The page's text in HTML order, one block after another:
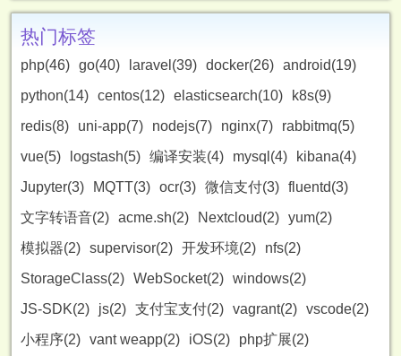
热门标签
php(46) go(40) laravel(39) docker(26) android(19)
python(14) centos(12) elasticsearch(10)
k8s(9)
redis(8)
uni-app(7) nodejs(7) nginx(7)
rabbitmq(5)
vue(5)
logstash(5) 编译安装(4) mysql(4)
kibana(4)
Jupyter(3)
MQTT(3) ocr(3) 微信支付(3) fluentd(3)
文字转语音(2) acme.sh(2) Nextcloud(2) yum(2)
模拟器(2) supervisor(2) 开发环境(2)
nfs(2)
StorageClass(2) WebSocket(2) windows(2)
JS-SDK(2)
js(2) 支付宝支付(2) vagrant(2) vscode(2)
小程序(2) vant weapp(2) iOS(2)
php扩展(2)